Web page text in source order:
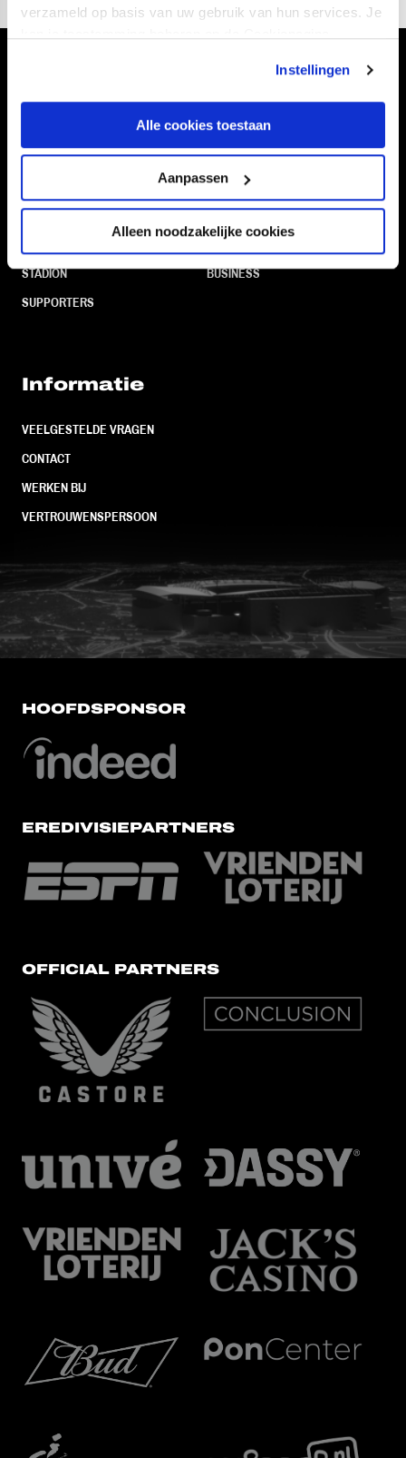
verzameld op basis van uw gebruik van hun services. Je
Instellingen
Alle cookies toestaan
Aanpassen
Alleen noodzakelijke cookies
Navigeer naar
CLUB
STADION
SUPPORTERS
FOUNDATION
KAARTVERKOOP
BUSINESS
Informatie
VEELGESTELDE VRAGEN
CONTACT
WERKEN BIJ
VERTROUWENSPERSOON
FC Utrecht<br>vanuit<br>het
HOOFDSPONSOR
EREDIVISIEPARTNERS
OFFICIAL PARTNERS